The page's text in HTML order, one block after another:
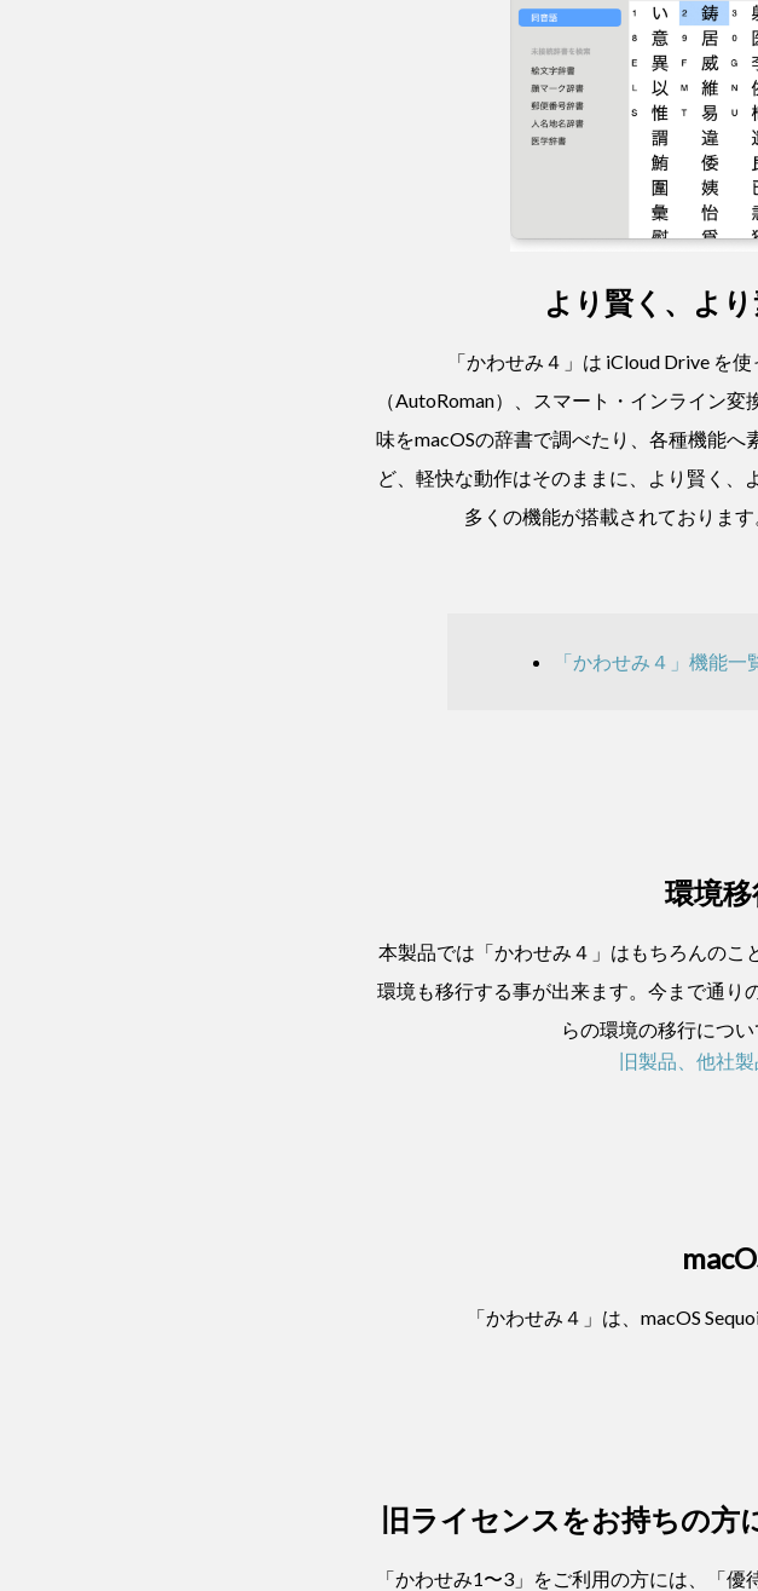
より賢く、よ
「かわせみ４」は iCloud Drive を
（AutoRoman）、スマート・インライン
味をmacOSの辞書で調べたり、各種機能
ど、軽快な動作はそのままに、より賢く、
多くの機能が搭載されておりま
「かわせみ４」機能一
環境
本製品では「かわせみ４」はもちろんのこ
環境も移行する事が出来ます。今まで通り
らの環境の移行につ
旧製品、他社
「かわせみ４」は、macOS
旧ライセンスをお持ちの
「かわせみ1〜3」をご利用の方には、「